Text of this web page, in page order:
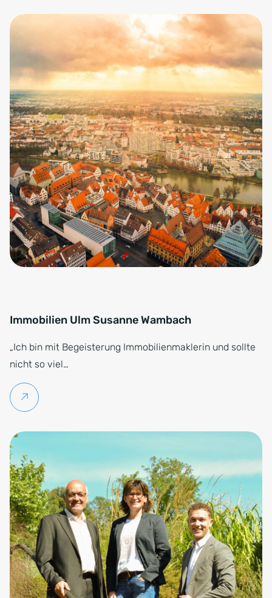
Immobilien Ulm Susanne Wambach
„Ich bin mit Begeisterung Immobilienmaklerin und sollte
nicht so viel…
Weiterlesen